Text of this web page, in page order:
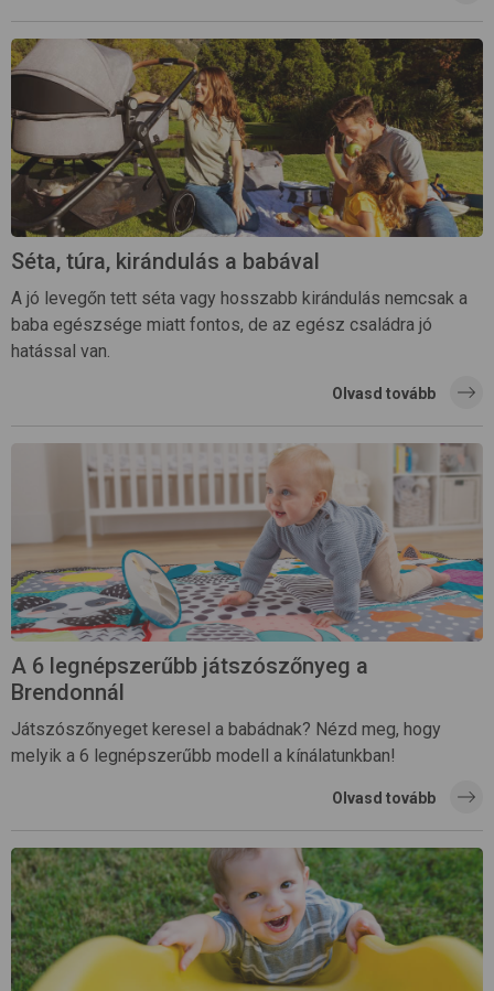
Séta, túra, kirándulás a babával
A jó levegőn tett séta vagy hosszabb kirándulás nemcsak a
baba egészsége miatt fontos, de az egész családra jó
hatással van.
Olvasd tovább
A 6 legnépszerűbb játszószőnyeg a
Brendonnál
Játszószőnyeget keresel a babádnak? Nézd meg, hogy
melyik a 6 legnépszerűbb modell a kínálatunkban!
Olvasd tovább